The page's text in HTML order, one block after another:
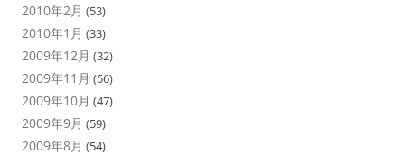
2010年2月 (53)
2010年1月 (33)
2009年12月 (32)
2009年11月 (56)
2009年10月 (47)
2009年9月 (59)
2009年8月 (54)